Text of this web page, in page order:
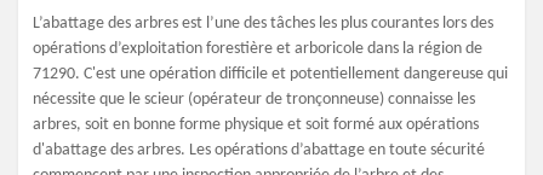
L’abattage des arbres est l’une des tâches les plus courantes lors des
opérations d’exploitation forestière et arboricole dans la région de
71290. C'est une opération difficile et potentiellement dangereuse qui
nécessite que le scieur (opérateur de tronçonneuse) connaisse les
arbres, soit en bonne forme physique et soit formé aux opérations
d'abattage des arbres. Les opérations d’abattage en toute sécurité